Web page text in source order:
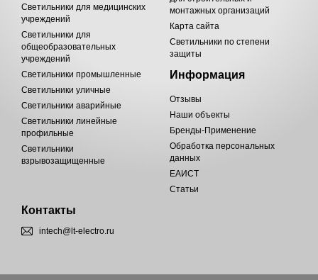
Светильники для медицинских
учреждений
Светильники для
общеобразовательных
учреждений
Светильники промышленные
Светильники уличные
Светильники аварийные
Светильники линейные
профильные
Светильники
взрывозащищенные
монтажных организаций
Карта сайта
Светильники по степени
защиты
Информация
Отзывы
Наши объекты
Бренды-Применение
Обработка персональных
данных
ЕАИСТ
Статьи
Контакты
intech@lt-electro.ru